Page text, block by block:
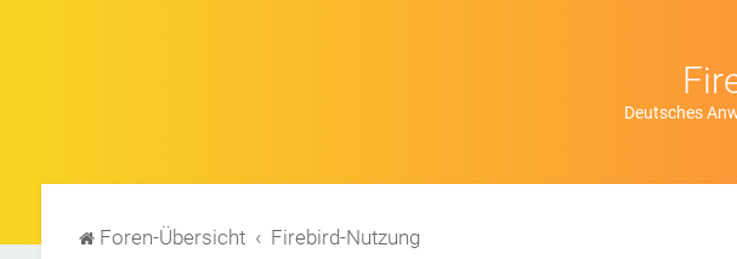
Deutsches
Foren-Übersicht Firebird-Nutzung